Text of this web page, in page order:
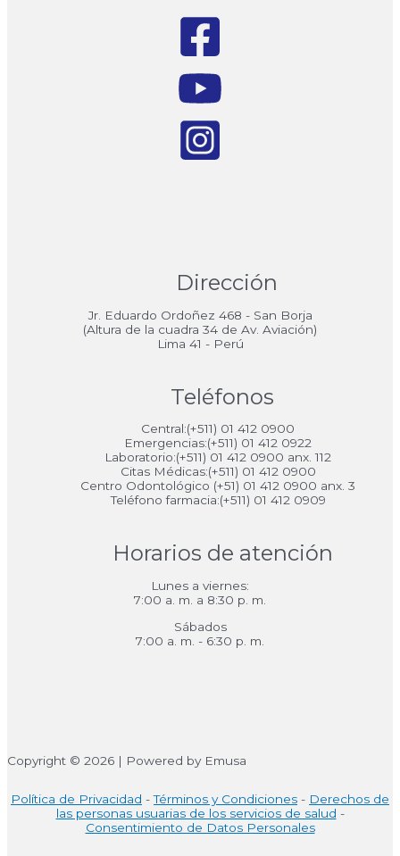
Dirección
Jr. Eduardo Ordoñez 468 - San Borja
(Altura de la cuadra 34 de Av. Aviación)
Lima 41 - Perú
Teléfonos
Central:(+511) 01 412 0900
Emergencias:(+511) 01 412 0922
Laboratorio:(+511) 01 412 0900 anx. 112
Citas Médicas:(+511) 01 412 0900
Centro Odontológico (+51) 01 412 0900 anx. 3
Teléfono farmacia:(+511) 01 412 0909
Horarios de atención
Lunes a viernes:
7:00 a. m. a 8:30 p. m.
Sábados
7:00 a. m. - 6:30 p. m.
Copyright © 2026 | Powered by Emusa
Política de Privacidad -Términos y Condiciones - Derechos de
las personas usuarias de los servicios de salud -
Consentimiento de Datos Personales